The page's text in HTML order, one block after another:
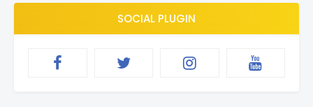
SOCIAL PLUGIN